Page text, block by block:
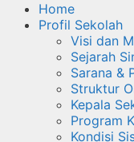
Home
Profil Sekolah
Visi dan
Sejarah
Sarana &
Struktur
Kepala
Program
Kondisi